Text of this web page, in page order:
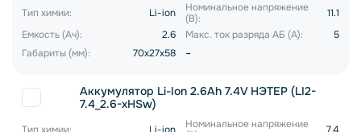
Тип химии: Li-ion
Номинальное напряжение
(В):
11.1
Емкость (Ач):
2.6 Макс. ток разряда АБ (А):
5
Габариты (мм):
70x27x58 -
Аккумулятор Li-Ion 2.6Ah 7.4V НЭТЕР (LI2-
7.4_2.6-xHSw)
Номинальное напряжение